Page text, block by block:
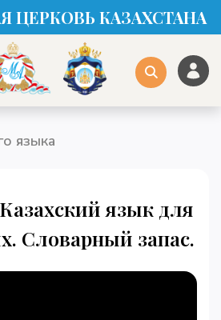
ЦЕРКОВЬ КАЗАХСТАНА
языка
язык для
Словарный запас.